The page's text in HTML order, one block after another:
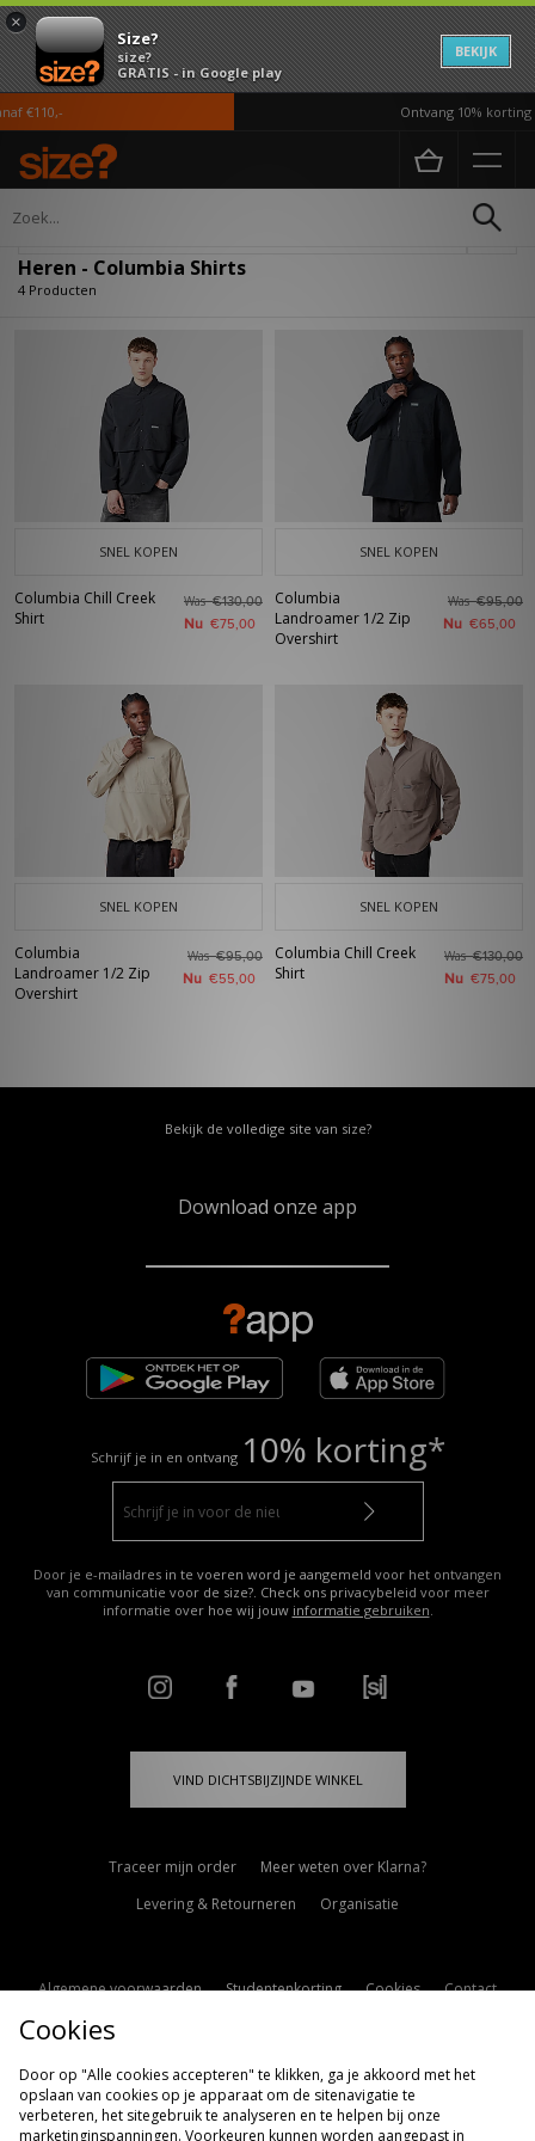
×
Size?
size?
GRATIS - in Google play
BEKIJK
€110,- Ontvang 10% korting
Home Heren
Heren - Columbia Shirts
4 Producten
SNEL KOPEN
Columbia Chill Creek
Shirt
Was€130,00
Nu €75,00
SNEL KOPEN
Columbia
Landroamer 1/2 Zip
Overshirt
Was€95,00
Nu €65,00
SNEL KOPEN
Columbia
Landroamer 1/2 Zip
Overshirt
Was€95,00
Nu €55,00
SNEL KOPEN
Columbia Chill Creek
Shirt
Was€130,00
Nu €75,00
Bekijk de volledige site van size?
Download onze app
Schrijf je in en ontvang 10% korting*
Door je e-mailadres in te voeren word je aangemeld voor het ontvangen
van communicatie voor de size?. Check ons privacybeleid voor meer
informatie over hoe wij jouw informatie gebruiken.
VIND DICHTSBIJZIJNDE WINKEL
Traceer mijn order
Meer weten over Klarna?
Levering & Retourneren
Organisatie
Algemene voorwaarden Studentenkorting Cookies
Contact
Cookie Instellingen
Cookies
Door op "Alle cookies accepteren" te klikken, ga je akkoord met het
opslaan van cookies op je apparaat om de sitenavigatie te
verbeteren, het sitegebruik te analyseren en te helpen bij onze
marketinginspanningen. Voorkeuren kunnen worden aangepast in